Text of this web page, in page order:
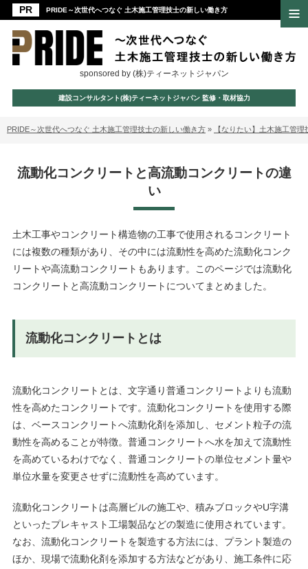
PRIDE～次世代へつなぐ 土木施工管理技士の新しい働き方
sponsored by (株)ティーネットジャパン
建設コンサルタント(株)ティーネットジャパン 監修・取材協力
PRIDE～次世代へつなぐ 土木施工管理技士の新しい働き方 » 【なりたい】土木施工管
流動化コンクリートと高流動コンクリートの違
い
土木工事やコンクリート構造物の工事で使用されるコンクリート
には複数の種類があり、その中には流動性を高めた流動化コンク
リートや高流動コンクリートもあります。このページでは流動化
コンクリートと高流動コンクリートについてまとめました。
流動化コンクリートとは
流動化コンクリートとは、文字通り普通コンクリートよりも流動
性を高めたコンクリートです。流動化コンクリートを使用する際
は、ベースコンクリートへ流動化剤を添加し、セメント粒子の流
動性を高めることが特徴。普通コンクリートへ水を加えて流動性
を高めているわけでなく、普通コンクリートの単位セメント量や
単位水量を変更させずに流動性を高めています。
流動化コンクリートは高層ビルの施工や、積みブロックやU字溝
といったプレキャスト工場製品などの製造に使用されています。
なお、流動化コンクリートを製造する方法には、プラント製造の
ほか、現場で流動化剤を添加する方法などがあり、施工条件に応